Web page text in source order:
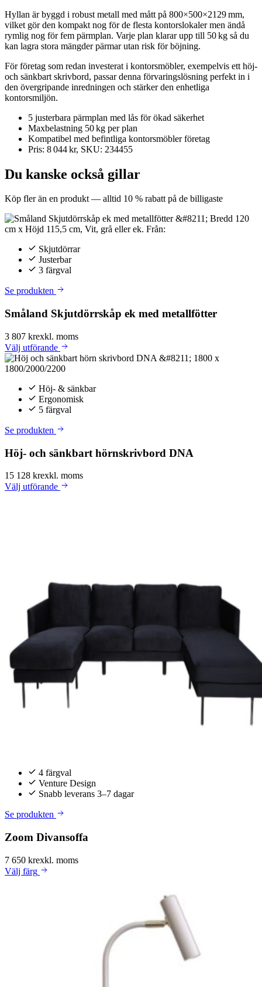
Hyllan är byggd i robust metall med mått på 800×500×2129 mm,
vilket gör den kompakt nog för de flesta kontorslokaler men ändå
rymlig nog för fem pärmplan. Varje plan klarar upp till 50 kg så du
kan lagra stora mängder pärmar utan risk för böjning.
För företag som redan investerat i kontorsmöbler, exempelvis ett höj‑
och sänkbart skrivbord, passar denna förvaringslösning perfekt in i
den övergripande inredningen och stärker den enhetliga
kontorsmiljön.
5 justerbara pärmplan med lås för ökad säkerhet
Maxbelastning 50 kg per plan
Kompatibel med befintliga kontorsmöbler företag
Pris: 8 044 kr, SKU: 234455
Du kanske också gillar
Köp fler än en produkt — alltid 10 % rabatt på de billigaste
Skjutdörrar
Justerbar
3 färgval
Se produkten
Småland Skjutdörrskåp ek med metallfötter
3 807 krexkl. moms
Välj utförande
Höj- & sänkbar
Ergonomisk
5 färgval
Se produkten
Höj- och sänkbart hörnskrivbord DNA
15 128 krexkl. moms
Välj utförande
4 färgval
Venture Design
Snabb leverans 3–7 dagar
Se produkten
Zoom Divansoffa
7 650 krexkl. moms
Välj färg